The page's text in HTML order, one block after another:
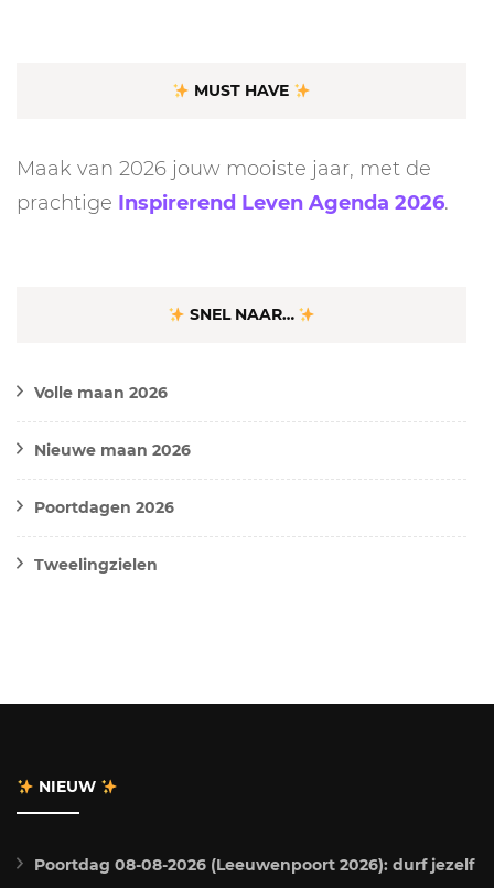
MUST HAVE
Maak van 2026 jouw mooiste jaar, met de
prachtige Inspirerend Leven Agenda 2026.
SNEL NAAR…
Volle maan 2026
Nieuwe maan 2026
Poortdagen 2026
Tweelingzielen
NIEUW
Poortdag 08-08-2026 (Leeuwenpoort 2026): durf jezelf